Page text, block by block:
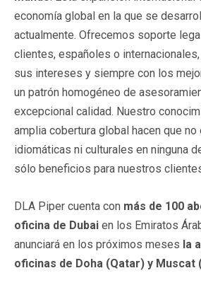
economía global en la que se
actualmente. Ofrecemos soporte
clientes, españoles o
sus intereses y siempre con los
un patrón homogéneo de
excepcional calidad. Nuestro
amplia cobertura global hacen que
idiomáticas ni culturales en ninguna
sólo beneficios para nuestros
DLA Piper cuenta con más de 100
oficina de Dubai en los Emiratos
anunciará en los próximos meses la
oficinas de Doha (Qatar) y Muscat